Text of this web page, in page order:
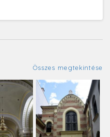
Összes megtekintése